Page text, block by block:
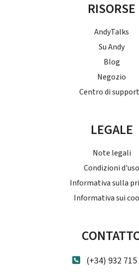
RISORSE
AndyTalks
Su Andy
Blog
Negozio
Centro di
LEGALE
Note legali
Condizioni d'uso
Informativa sulla
Informativa sui
(+34) 932